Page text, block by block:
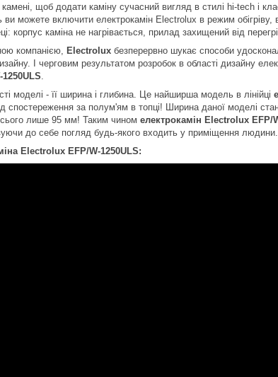
камені, щоб додати каміну сучасний вигляд в стилі hi-tech і
можете включити електрокамін Electrolux в режим обігріву,
корпус каміна не нагрівається, прилад захищений від
компанією, Electrolux безперервно шукає способи
І черговим результатом розробок в області дизайну
1250ULS
моделі - її ширина і глибина. Це найширша модель в лінійці
спостереження за полум'ям в топці! Ширина даної моделі
лише 95 мм! Таким чином електрокамін Electrolux EFP/
до себе погляд будь-якого входить у приміщення людини.
Electrolux EFP/W-1250ULS: